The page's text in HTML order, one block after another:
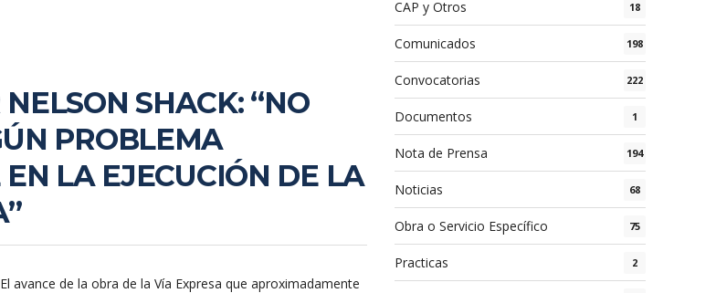
SHACK: “NO
PROBLEMA
LA EJECUCIÓN DE LA
avance de la obra de la Vía Expresa que aproximadamente
CAP y Otros 18
Comunicados 198
Convocatorias 222
Documentos 1
Nota de Prensa 194
Noticias 68
Obra o Servicio Específico 75
Practicas 2